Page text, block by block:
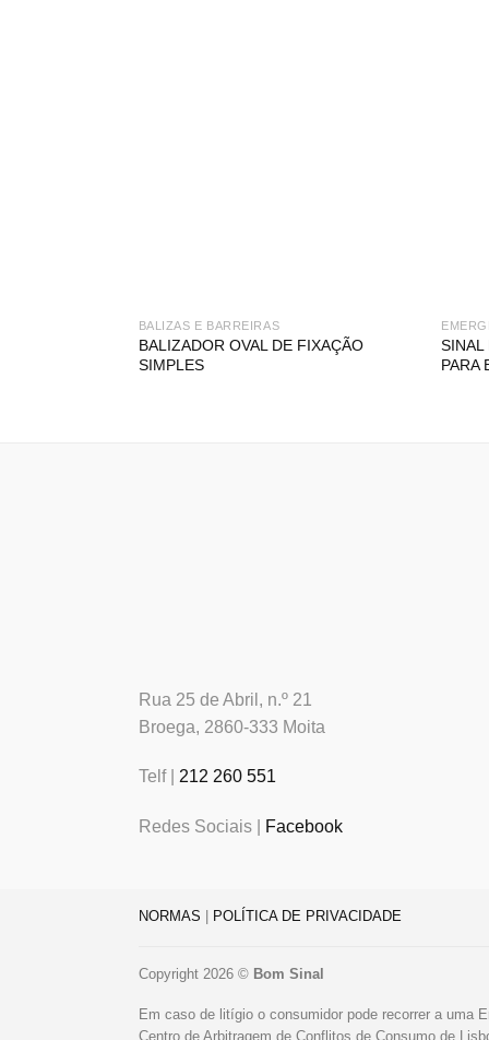
BALIZAS E BARREIRAS
BALIZADOR OVAL DE FIXAÇÃO
SIMPLES
SINAL
PARA
Rua 25 de Abril, n.º 21
Broega, 2860-333 Moita
Telf | 212 260 551
Redes Sociais | Facebook
NORMAS POLÍTICA DE PRIVACIDADE
Copyright 2026 © Bom Sinal
Em caso de litígio o consumidor pode recorrer a uma
Centro de Arbitragem de Conflitos de Consumo de